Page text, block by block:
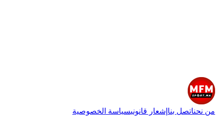
من نحناتصل بنا إشعار قانونيسياسة الخصوصية